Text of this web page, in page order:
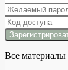
Все материалы